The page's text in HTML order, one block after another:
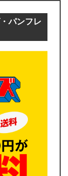
パンフレ